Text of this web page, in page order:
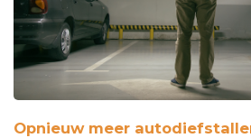
Opnieuw meer